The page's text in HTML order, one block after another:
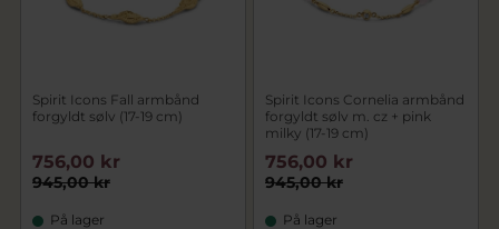
Spirit Icons Fall armbånd
forgyldt sølv (17-19 cm)
945,00 kr
756,00 kr
På lager
Spirit Icons Cornelia armbånd
forgyldt sølv m. cz + pink
milky (17-19 cm)
945,00 kr
756,00 kr
På lager